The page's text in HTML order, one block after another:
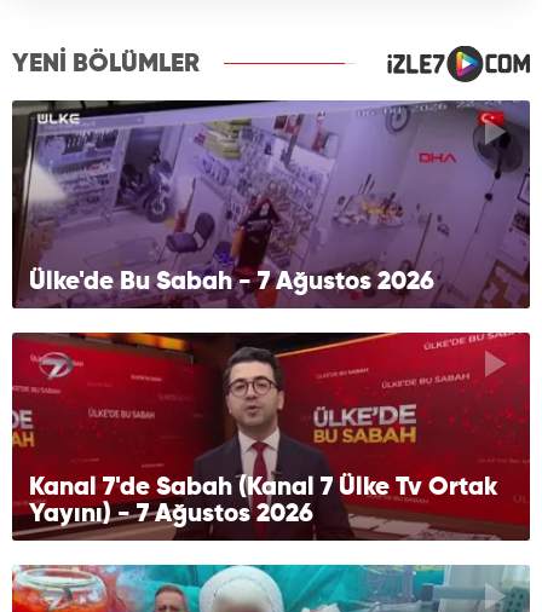
YENİ BÖLÜMLER
Ülke'de Bu Sabah - 7 Ağustos 2026
Kanal 7'de Sabah (Kanal 7 Ülke Tv Ortak
Yayını) - 7 Ağustos 2026